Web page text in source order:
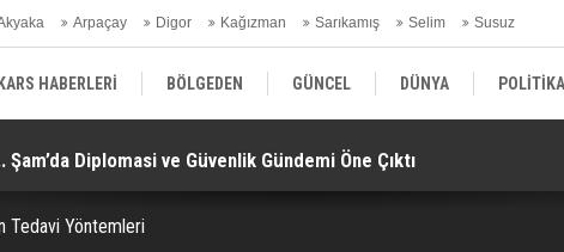
Arpaçay Digor Kağızman Sarıkamış Selim Susuz
KARS HABERLERİ BÖLGEDEN GÜNCEL DÜNYA POLİTİKA
EKONOMİ | FİNANS | OTOMOTİV KÜLTÜR | SANAT | MAGAZİN
Diplomasi ve Güvenlik Gündemi Öne Çıktı!
Tedavi Yöntemleri